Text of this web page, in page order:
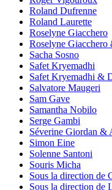
Roland Dufrenne
Roland Laurette
Roselyne Giacchero
Roselyne
Sacha Sosno
Safet Kryemadhi
Safet Kryemadhi &
Salvatore Maugeri
Sam Gave
Samantha Nobilo
Serge Gambi
Séverine Giordan &
Simon Eine
Solenne Santoni
Souris Micha
Sous la direction de
Sous la direction de